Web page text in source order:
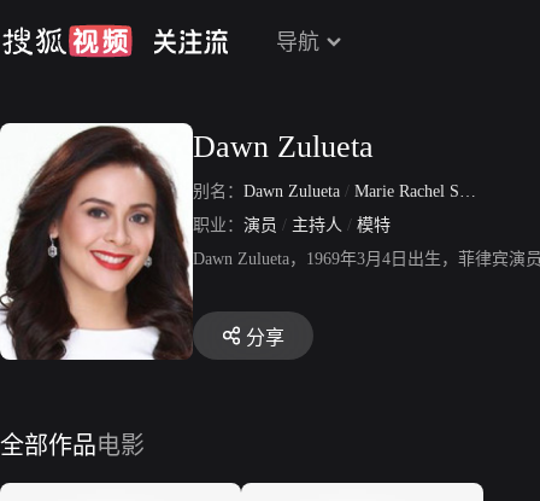
导航
Dawn Zulueta
别名： Dawn Zulueta / Marie Rachel Salman Taleon (本名)
职业： 演员 / 主持人 / 模特
Dawn Zulueta，1969年3月4日出生，菲律宾演
分享
全部作品电影